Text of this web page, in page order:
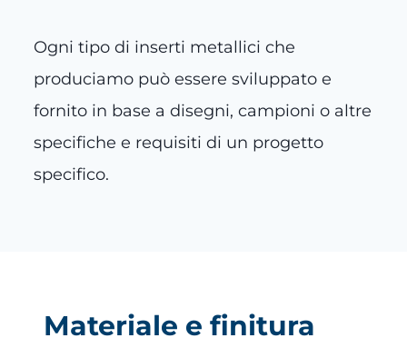
Ogni tipo di inserti metallici che
produciamo può essere sviluppato e
fornito in base a disegni, campioni o altre
specifiche e requisiti di un progetto
specifico.
Materiale e finitura